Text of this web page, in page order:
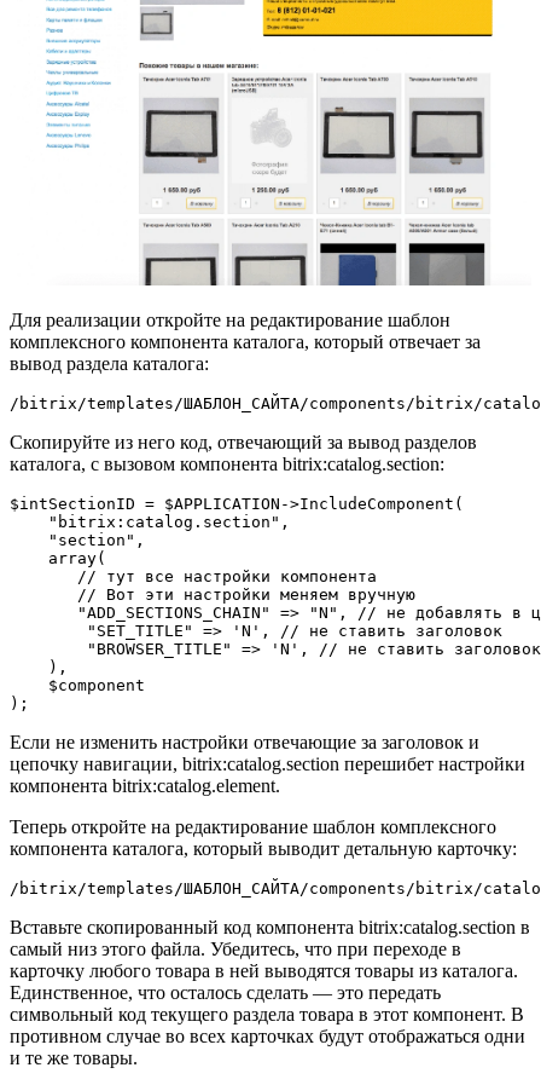
Для реализации откройте на редактирование шаблон
комплексного компонента каталога, который отвечает за
вывод раздела каталога:
/bitrix/templates/ШАБЛОН_САЙТА/components/bitrix/
Скопируйте из него код, отвечающий за вывод разделов
каталога, с вызовом компонента bitrix:catalog.section:
$intSectionID = $APPLICATION->IncludeComponent(
    "bitrix:catalog.section",
    "section",
    array(
       // тут все настройки компонента
       // Вот эти настройки меняем вручную
"ADD_SECTIONS_CHAIN" => "N", // не добавлять в
        "SET_TITLE" => 'N', // не ставить заголовок
"BROWSER_TITLE" => 'N', // не ставить
    ),
    $component
);
Если не изменить настройки отвечающие за заголовок и
цепочку навигации, bitrix:catalog.section перешибет настройки
компонента bitrix:catalog.element.
Теперь откройте на редактирование шаблон комплексного
компонента каталога, который выводит детальную карточку:
/bitrix/templates/ШАБЛОН_САЙТА/components/bitrix/
Вставьте скопированный код компонента bitrix:catalog.section в
самый низ этого файла. Убедитесь, что при переходе в
карточку любого товара в ней выводятся товары из каталога.
Единственное, что осталось сделать — это передать
символьный код текущего раздела товара в этот компонент. В
противном случае во всех карточках будут отображаться одни
и те же товары.